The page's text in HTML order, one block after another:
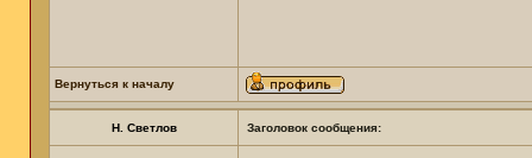
Вернуться к началу
Н. Светлов Заголовок сообщения: